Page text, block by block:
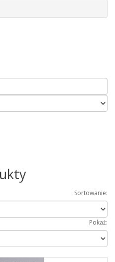
Sortowanie:
Pokaż: